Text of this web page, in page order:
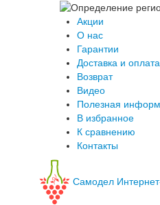
Акции
О нас
Гарантии
Доставка и оплата
Возврат
Видео
Полезная
В избранное
К сравнению
Контакты
Самодел